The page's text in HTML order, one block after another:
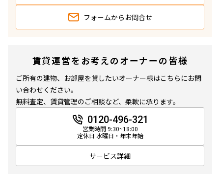
フォームから お問合せ
賃貸運営をお考えのオーナーの皆様
ご所有の建物、お部屋を貸したいオーナー様はこちらにお問
い合わせください。
無料査定、賃貸管理のご相談など、柔軟に承ります。
0120-496-321
営業時間 9:30~18:00
定休日 水曜日・年末年始
サービス詳細